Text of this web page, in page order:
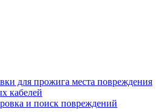
для прожига места повреждения
кабелей
и поиск повреждений